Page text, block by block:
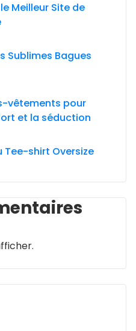
Meilleur Site de
Sublimes Bagues
vêtements pour
et la séduction
Tee-shirt Oversize